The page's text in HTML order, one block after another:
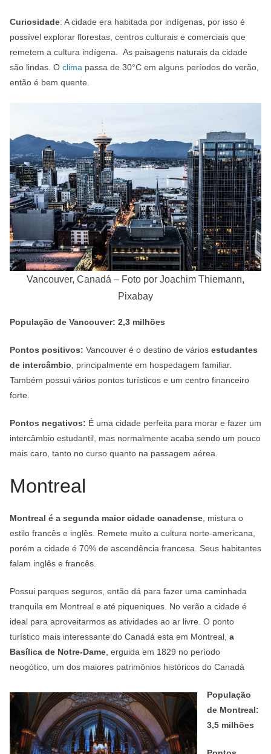
Curiosidade: A cidade era habitada por indígenas, por isso é
possível explorar florestas, centros culturais e comerciais que
remetem a cultura indígena. As paisagens naturais da cidade
são lindas. O clima passa de 30°C em alguns períodos do verão,
então é bem quente.
Vancouver, Canadá – Foto por Joachim Thiemann,
Pixabay
População de Vancouver: 2,3 milhões
Pontos positivos: Vancouver é o destino de vários estudantes
de intercâmbio , principalmente em hospedagem familiar.
Também possui vários pontos turísticos e um centro financeiro
forte.
Pontos negativos: É uma cidade perfeita para morar e fazer um
intercâmbio estudantil, mas normalmente acaba sendo um pouco
mais caro, tanto no curso quanto na passagem aérea.
Montreal
Montreal é a segunda maior cidade canadense , mistura o
estilo francês e inglês. Remete muito a cultura norte-americana,
porém a cidade é 70% de ascendência francesa. Seus habitantes
falam inglês e francês.
Possui parques seguros, então dá para fazer uma caminhada
tranquila em Montreal e até piqueniques. No verão a cidade é
ideal para aproveitarmos as atividades ao ar livre. O ponto
turístico mais interessante do Canadá esta em Montreal, a
Basílica de Notre-Dame , erguida em 1829 no período
neogótico, um dos maiores patrimônios históricos do Canadá
População
de Montreal:
3,5 milhões